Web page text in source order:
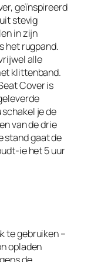
geïnspireerd
stevig
in zijn
het rugpand.
alle
klittenband.
Cover is
je de
van de drie
stand gaat de
ie het 5 uur
te gebruiken –
opladen